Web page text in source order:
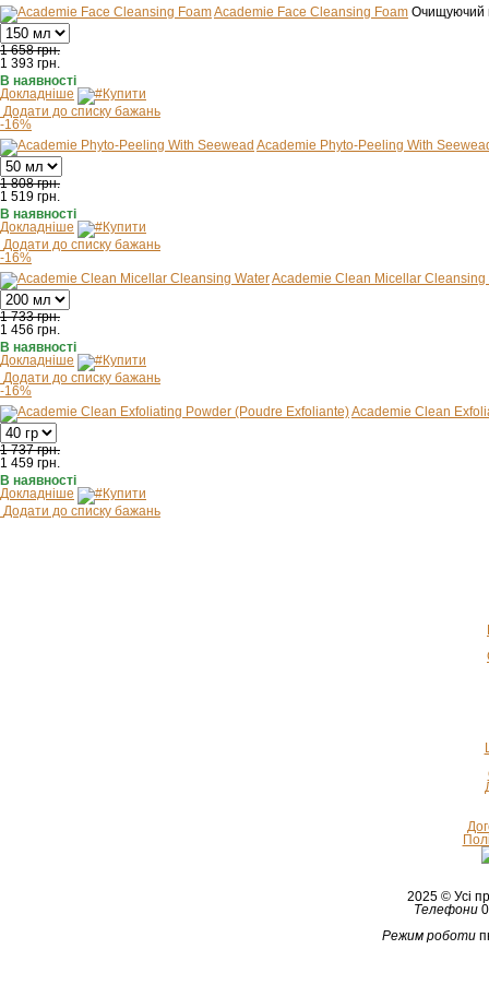
Academie Face Cleansing Foam Очищуючий
1 658 грн.
1 393 грн.
В наявності
Докладніше
Купити
Додати до списку бажань
-16%
Academie Phyto-Peeling With
1 808 грн.
1 519 грн.
В наявності
Докладніше
Купити
Додати до списку бажань
-16%
Academie Clean Micellar Cleansing
1 733 грн.
1 456 грн.
В наявності
Докладніше
Купити
Додати до списку бажань
-16%
Academie Clean
1 737 грн.
1 459 грн.
В наявності
Докладніше
Купити
Додати до списку бажань
2025 © Усі
Телефони
Режим роботи